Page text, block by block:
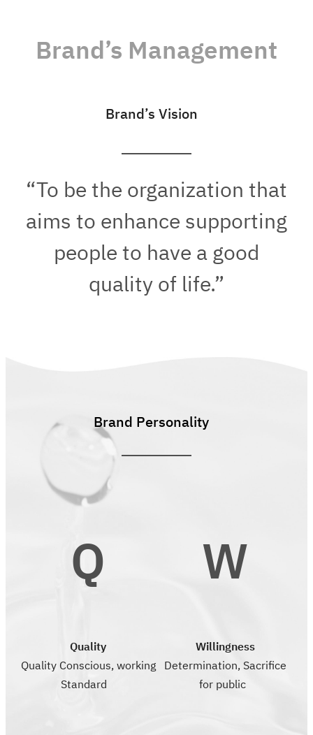
Brand’s Management
Brand’s Vision
“To be the organization that
aims to enhance supporting
people to have a good
quality of life.”
Brand Personality
Q
Quality
Quality Conscious, working
Standard
W
Willingness
Determination, Sacrifice
for public